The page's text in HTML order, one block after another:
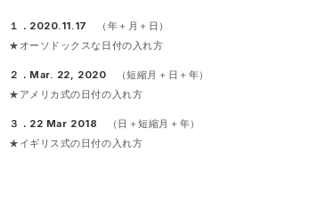
１．2020.11.17
（年＋月＋日）
★オーソドックスな日付の入れ方
２．Mar. 22, 2020
（短縮月＋日＋年）
★アメリカ式の日付の入れ方
３．22 Mar 2018
（日＋短縮月＋年）
★イギリス式の日付の入れ方